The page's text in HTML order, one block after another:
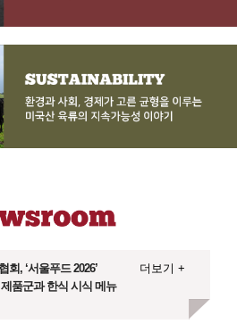
회, ‘서울푸드 2026’
품군과 한식 시식 메뉴
더보기 +